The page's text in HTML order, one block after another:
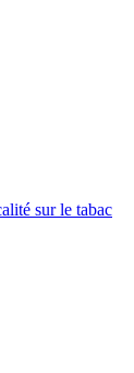
sur le tabac